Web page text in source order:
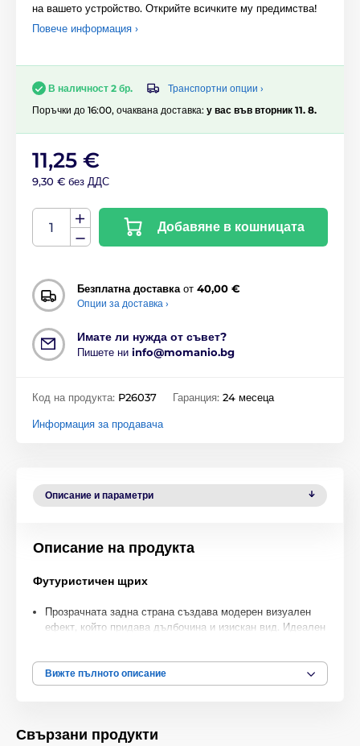
на вашето устройство. Открийте всичките му предимства!
Повече информация ›
В наличност 2 бр.
Транспортни опции ›
Поръчки до 16:00, очаквана доставка: у вас във вторник 11. 8.
11,25 €
9,30 € без ДДС
Добавяне в кошницата
Безплатна доставка от 40,00 €
Опции за доставка ›
Имате ли нужда от съвет?
Пишете ни info@momanio.bg
Код на продукта: P26037 Гаранция: 24 месеца
Информация за продавача
Описание и параметри
Описание на продукта
Футуристичен щрих
Прозрачната задна страна създава модерен визуален
ефект, който придава дълбочина и изискан вид. Идеален
Противоплъзгащи детайли
осигуряват здрав захват. Безопасно държи телефона
Вижте пълното описание
Свързани продукти